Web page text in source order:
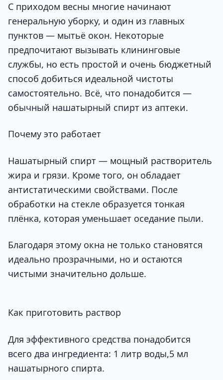
С приходом весны многие начинают
генеральную уборку, и один из главных
пунктов — мытьё окон. Некоторые
предпочитают вызывать клининговые
службы, но есть простой и очень бюджетный
способ добиться идеальной чистоты
самостоятельно. Всё, что понадобится —
обычный нашатырный спирт из аптеки.
Почему это работает
Нашатырный спирт — мощный растворитель
жира и грязи. Кроме того, он обладает
антистатическими свойствами. После
обработки на стекле образуется тонкая
плёнка, которая уменьшает оседание пыли.
Благодаря этому окна не только становятся
идеально прозрачными, но и остаются
чистыми значительно дольше.
Как приготовить раствор
Для эффективного средства понадобится
всего два ингредиента: 1 литр воды,5 мл
нашатырного спирта.